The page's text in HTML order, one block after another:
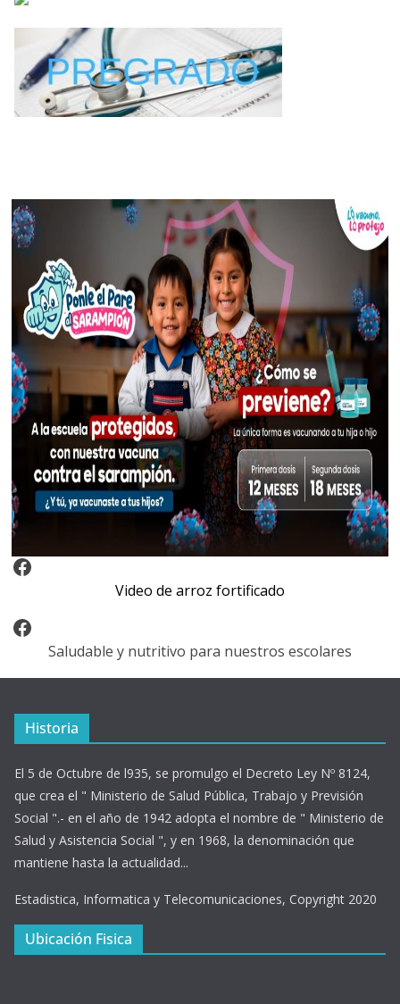
Video Arroz Fortificado
Video de arroz fortificado
Facebook
Saludable y nutritivo para nuestros escolares
Historia
El 5 de Octubre de l935, se promulgo el Decreto Ley Nº 8124,
que crea el " Ministerio de Salud Pública, Trabajo y Previsión
Social ".- en el año de 1942 adopta el nombre de " Ministerio de
Salud y Asistencia Social ", y en 1968, la denominación que
mantiene hasta la actualidad...
Estadistica, Informatica y Telecomunicaciones, Copyright 2020
Ubicación Fisica